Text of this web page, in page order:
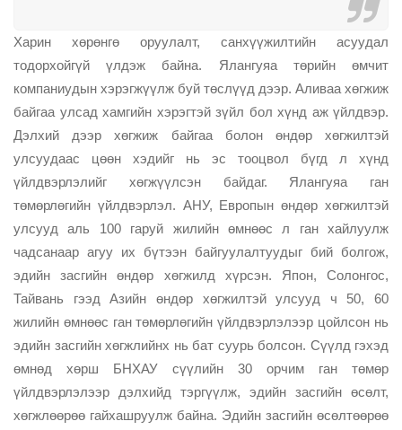
Харин хөрөнгө оруулалт, санхүүжилтийн асуудал
тодорхойгүй үлдэж байна. Ялангуяа төрийн өмчит
компаниудын хэрэгжүүлж буй төслүүд дээр. Аливаа хөгжиж
байгаа улсад хамгийн хэрэгтэй зүйл бол хүнд аж үйлдвэр.
Дэлхий дээр хөгжиж байгаа болон өндөр хөгжилтэй
улсуудаас цөөн хэдийг нь эс тооцвол бүгд л хүнд
үйлдвэрлэлийг хөгжүүлсэн байдаг. Ялангуяа ган
төмөрлөгийн үйлдвэрлэл. АНУ, Европын өндөр хөгжилтэй
улсууд аль 100 гаруй жилийн өмнөөс л ган хайлуулж
чадсанаар агуу их бүтээн байгуулалтуудыг бий болгож,
эдийн засгийн өндөр хөгжилд хүрсэн. Япон, Солонгос,
Тайвань гээд Азийн өндөр хөгжилтэй улсууд ч 50, 60
жилийн өмнөөс ган төмөрлөгийн үйлдвэрлэлээр цойлсон нь
эдийн засгийн хөгжлийнх нь бат суурь болсон. Сүүлд гэхэд
өмнөд хөрш БНХАУ сүүлийн 30 орчим ган төмөр
үйлдвэрлэлээр дэлхийд тэргүүлж, эдийн засгийн өсөлт,
хөгжлөөрөө гайхашруулж байна. Эдийн засгийн өсөлтөөрөө